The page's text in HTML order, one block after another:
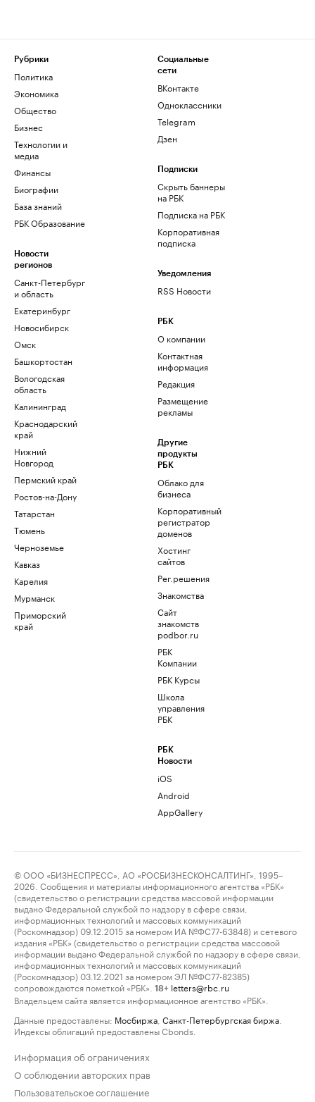
Рубрики
Политика
Экономика
Общество
Бизнес
Технологии и
медиа
Финансы
Биографии
База знаний
РБК Образование
Новости
регионов
Санкт-Петербург
и область
Екатеринбург
Новосибирск
Омск
Башкортостан
Вологодская
область
Калининград
Краснодарский
край
Нижний
Новгород
Пермский край
Ростов-на-Дону
Татарстан
Тюмень
Черноземье
Кавказ
Карелия
Мурманск
Приморский
край
Социальные
сети
ВКонтакте
Одноклассники
Telegram
Дзен
Подписки
Скрыть баннеры
на РБК
Подписка на РБК
Корпоративная
подписка
Уведомления
RSS Новости
РБК
О компании
Контактная
информация
Редакция
Размещение
рекламы
Другие
продукты
РБК
Облако для
бизнеса
Корпоративный
регистратор
доменов
Хостинг
сайтов
Рег.решения
Знакомства
Сайт
знакомств
podbor.ru
РБК
Компании
РБК Курсы
Школа
управления
РБК
РБК
Новости
iOS
Android
AppGallery
© ООО «БИЗНЕСПРЕСС», АО «РОСБИЗНЕСКОНСАЛТИНГ», 1995–
2026. Сообщения и материалы информационного агентства «РБК»
(свидетельство о регистрации средства массовой информации
выдано Федеральной службой по надзору в сфере связи,
информационных технологий и массовых коммуникаций
(Роскомнадзор) 09.12.2015 за номером ИА №ФС77-63848) и сетевого
издания «РБК» (свидетельство о регистрации средства массовой
информации выдано Федеральной службой по надзору в сфере связи,
информационных технологий и массовых коммуникаций
(Роскомнадзор) 03.12.2021 за номером ЭЛ №ФС77-82385)
сопровождаются пометкой «РБК».
18+ letters@rbc.ru
Владельцем сайта является информационное агентство «РБК».
Данные предоставлены: Мосбиржа Санкт-Петербургская биржа
Индексы облигаций предоставлены Cbonds.
Информация об ограничениях
О соблюдении авторских прав
Пользовательское соглашение